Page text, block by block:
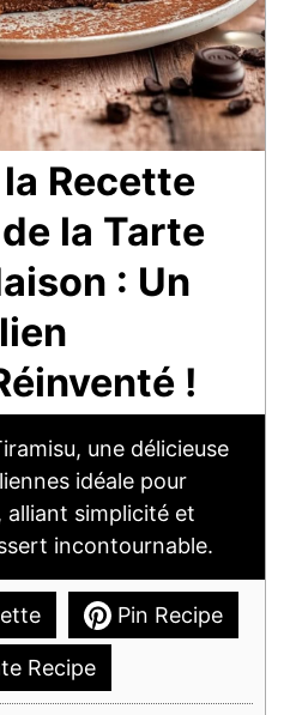
Recette
la Tarte
: Un
!
une délicieuse
idéale pour
alliant simplicité et
incontournable.
Pin Recipe
Recipe